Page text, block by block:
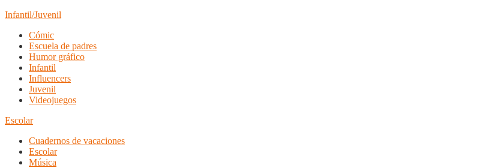
Infantil/Juvenil
Cómic
Escuela de padres
Humor gráfico
Infantil
Influencers
Juvenil
Videojuegos
Escolar
Cuadernos de vacaciones
Escolar
Música